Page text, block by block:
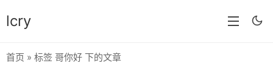
lcry
首页 » 标签 哥你好 下的文章